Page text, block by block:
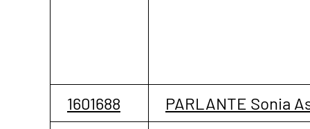
1601688
PARLANTE Sonia